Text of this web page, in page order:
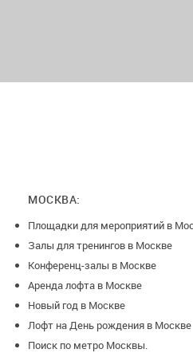
МОСКВА:
Площадки для мероприятий в
Залы для тренингов в Москве
Конференц-залы в Москве
Аренда лофта в Москве
Новый год в Москве
Лофт на День рождения в Москве
Поиск по метро Москвы.